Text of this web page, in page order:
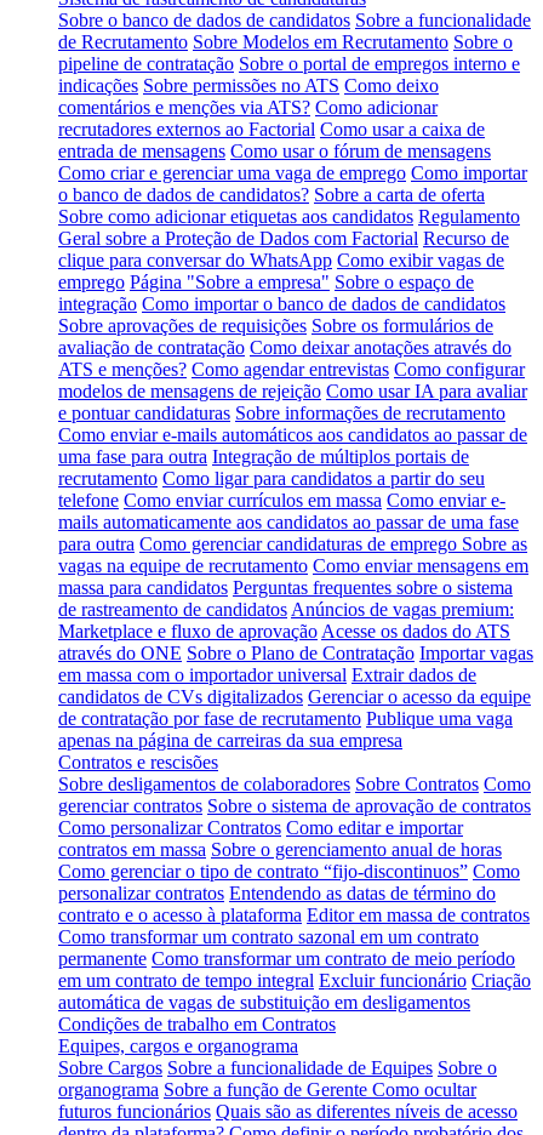
Sobre o banco de dados de candidatos Sobre a funcionalidade
de Recrutamento Sobre Modelos em Recrutamento Sobre o
pipeline de contratação Sobre o portal de empregos interno e
indicações Sobre permissões no ATS Como deixo
comentários e menções via ATS? Como adicionar
recrutadores externos ao Factorial Como usar a caixa de
entrada de mensagens Como usar o fórum de mensagens
Como criar e gerenciar uma vaga de emprego Como importar
o banco de dados de candidatos? Sobre a carta de oferta
Sobre como adicionar etiquetas aos candidatos Regulamento
Geral sobre a Proteção de Dados com Factorial Recurso de
clique para conversar do WhatsApp Como exibir vagas de
emprego Página "Sobre a empresa" Sobre o espaço de
integração Como importar o banco de dados de candidatos
Sobre aprovações de requisições Sobre os formulários de
avaliação de contratação Como deixar anotações através do
ATS e menções? Como agendar entrevistas Como configurar
modelos de mensagens de rejeição Como usar IA para avaliar
e pontuar candidaturas Sobre informações de recrutamento
Como enviar e-mails automáticos aos candidatos ao passar de
uma fase para outra Integração de múltiplos portais de
recrutamento Como ligar para candidatos a partir do seu
telefone Como enviar currículos em massa Como enviar e-
mails automaticamente aos candidatos ao passar de uma fase
para outra Como gerenciar candidaturas de emprego Sobre as
vagas na equipe de recrutamento Como enviar mensagens em
massa para candidatos Perguntas frequentes sobre o sistema
de rastreamento de candidatos Anúncios de vagas premium:
Marketplace e fluxo de aprovação Acesse os dados do ATS
através do ONE Sobre o Plano de Contratação Importar vagas
em massa com o importador universal Extrair dados de
candidatos de CVs digitalizados Gerenciar o acesso da equipe
de contratação por fase de recrutamento Publique uma vaga
apenas na página de carreiras da sua empresa
Contratos e rescisões
Sobre desligamentos de colaboradores Sobre Contratos Como
gerenciar contratos Sobre o sistema de aprovação de contratos
Como personalizar Contratos Como editar e importar
contratos em massa Sobre o gerenciamento anual de horas
Como gerenciar o tipo de contrato “fijo-discontinuos” Como
personalizar contratos Entendendo as datas de término do
contrato e o acesso à plataforma Editor em massa de contratos
Como transformar um contrato sazonal em um contrato
permanente Como transformar um contrato de meio período
em um contrato de tempo integral Excluir funcionário Criação
automática de vagas de substituição em desligamentos
Condições de trabalho em Contratos
Equipes, cargos e organograma
Sobre Cargos Sobre a funcionalidade de Equipes Sobre o
organograma Sobre a função de Gerente Como ocultar
futuros funcionários Quais são as diferentes níveis de acesso